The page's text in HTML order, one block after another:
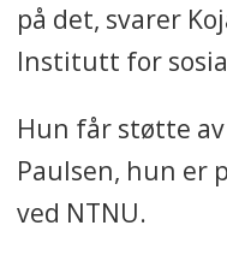
på det, svarer
Institutt for
Hun får støtte
Paulsen, hun er
ved NTNU.